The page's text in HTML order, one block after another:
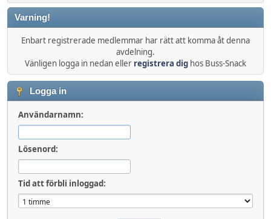
Varning!
Enbart registrerade medlemmar har rätt att komma åt denna
avdelning.
Vänligen logga in nedan eller registrera dig hos Buss-Snack
Logga in
Användarnamn:
Lösenord:
Tid att förbli inloggad: